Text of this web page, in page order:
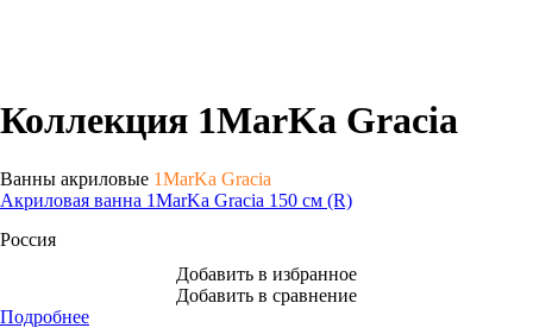
Коллекция 1MarKa Gracia
Ванны акриловые 1MarKa Gracia
Акриловая ванна 1MarKa Gracia 150 см (R)
Россия
Добавить в избранное
Добавить в сравнение
Подробнее